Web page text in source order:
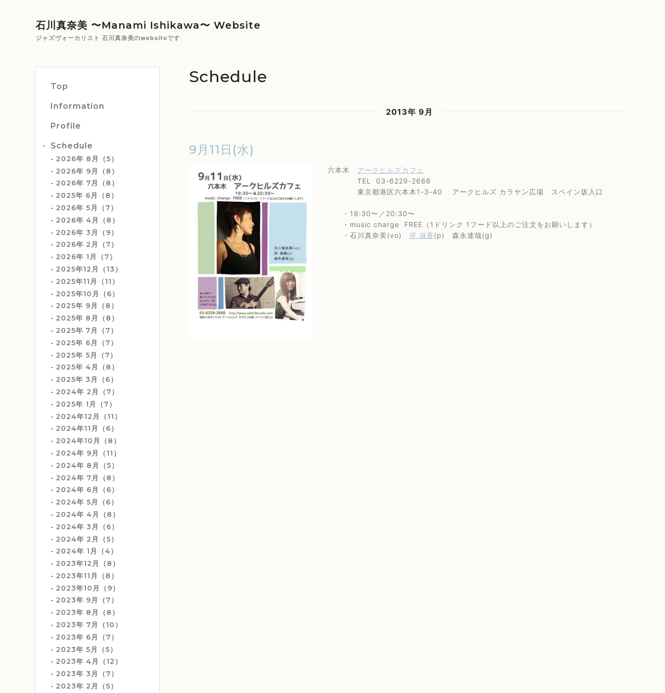
石川真奈美 〜Manami Ishikawa〜 Website
ジャズヴォーカリスト 石川真奈美のwebsiteです
Top
Information
Profile
Schedule
2026年 8月（5）
2026年 9月（8）
2026年 7月（8）
2025年 6月（8）
2026年 5月（7）
2026年 4月（8）
2026年 3月（9）
2026年 2月（7）
2026年 1月（7）
2025年12月（13）
2025年11月（11）
2025年10月（6）
2025年 9月（8）
2025年 8月（8）
2025年 7月（7）
2025年 6月（7）
2025年 5月（7）
2025年 4月（8）
2025年 3月（6）
2024年 2月（7）
2025年 1月（7）
2024年12月（11）
2024年11月（6）
2024年10月（8）
2024年 9月（11）
2024年 8月（5）
2024年 7月（8）
2024年 6月（6）
2024年 5月（6）
2024年 4月（8）
2024年 3月（6）
2024年 2月（5）
2024年 1月（4）
2023年12月（8）
2023年11月（8）
2023年10月（9）
2023年 9月（7）
2023年 8月（8）
2023年 7月（10）
2023年 6月（7）
2023年 5月（5）
2023年 4月（12）
2023年 3月（7）
2023年 2月（5）
Schedule
2013年 9月
9月11日(水)
六本木 アークヒルズカフェ
TEL 03-6229-2666
東京都港区六本木1-3-40 アークヒルズ カラヤン広場 スペイン坂入口
・19:30〜／20:30〜
・music charge FREE（1ドリンク 1フード以上のご注文をお願いします）
・石川真奈美(vo)
岸 淑香(p) 森永達哉(g)